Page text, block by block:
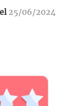
25/06/2024